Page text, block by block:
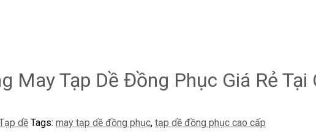
May Tạp Dề Đồng Phục Giá Rẻ Tại
dề Tags: may tạp dề đồng phục, tạp dề đồng phục cao cấp